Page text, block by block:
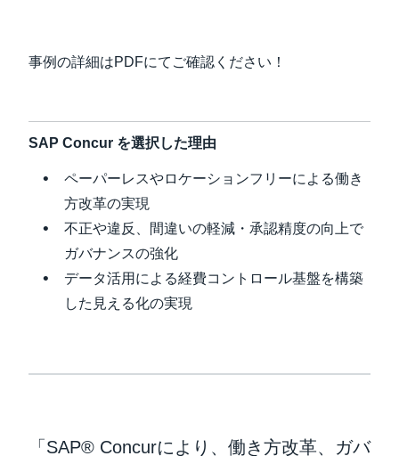
事例の詳細はPDFにてご確認ください！
SAP Concur を選択した理由
ペーパーレスやロケーションフリーによる働き
方改革の実現
不正や違反、間違いの軽減・承認精度の向上で
ガバナンスの強化
データ活用による経費コントロール基盤を構築
した見える化の実現
「SAP® Concurにより、働き方改革、ガバ